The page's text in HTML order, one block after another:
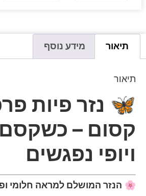
תיאור מידע נוסף
תיאור
🦋 נזר פיות
קסום –
ויופי נפגשים
🌸 הנזר המושלם למראה חלומי